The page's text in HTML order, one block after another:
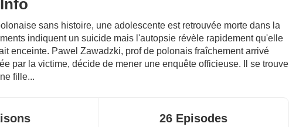
sans histoire, une adolescente est retrouvée morte dans la
indiquent un suicide mais l'autopsie révèle rapidement qu'elle
enceinte. Pawel Zawadzki, prof de polonais fraîchement arrivé
par la victime, décide de mener une enquête officieuse. Il se trouve
fille...
26 Episodes